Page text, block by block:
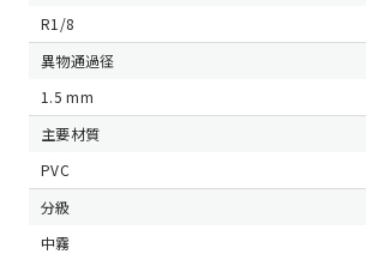
R1/8
異物通過径
1.5 mm
主要材質
PVC
分級
中霧